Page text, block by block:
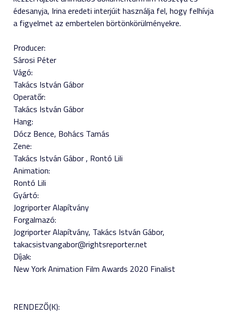
édesanyja, Irina eredeti interjúit használja fel, hogy felhívja
a figyelmet az embertelen börtönkörülményekre.
Producer:
Sárosi Péter
Vágó:
Takács István Gábor
Operatőr:
Takács István Gábor
Hang:
Dócz Bence Bohács Tamás
Zene:
Takács István Gábor Rontó Lili
Animation:
Rontó Lili
Gyártó:
Jogriporter Alapítvány
Forgalmazó:
Jogriporter Alapítvány, Takács István Gábor,
takacsistvangabor@rightsreporter.net
Díjak:
New York Animation Film Awards 2020 Finalist
RENDEZŐ(K):